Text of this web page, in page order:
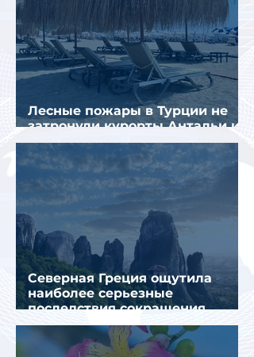
Лесные пожары в Турции не
затронули курорты Антальи и
Муглы
Северная Греция ощутила
наиболее серьезные
последствия сокращения
турпотока из России